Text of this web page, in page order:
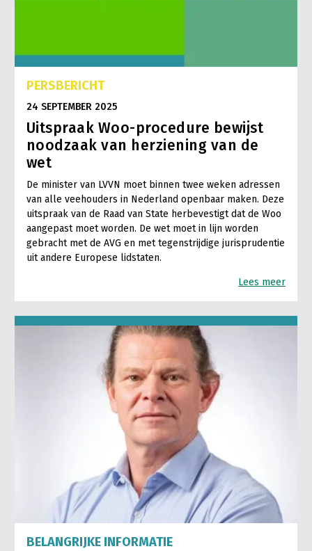
PERSBERICHT
24 SEPTEMBER 2025
Uitspraak Woo-procedure bewijst
noodzaak van herziening van de
wet
De minister van LVVN moet binnen twee weken adressen
van alle veehouders in Nederland openbaar maken. Deze
uitspraak van de Raad van State herbevestigt dat de Woo
aangepast moet worden. De wet moet in lijn worden
gebracht met de AVG en met tegenstrijdige jurisprudentie
uit andere Europese lidstaten.
Lees meer
BELANGRIJKE INFORMATIE